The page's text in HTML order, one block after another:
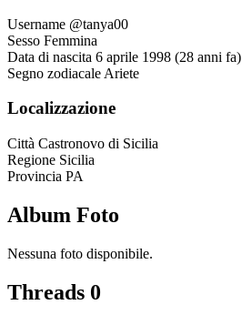
Username @tanya00
Sesso Femmina
Data di nascita 6 aprile 1998 (28 anni fa)
Segno zodiacale Ariete
Localizzazione
Città Castronovo di Sicilia
Regione Sicilia
Provincia PA
Album Foto
Nessuna foto disponibile.
Threads 0